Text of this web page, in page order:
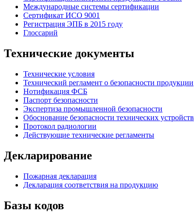
Международные системы сертификации
Сертификат ИСО 9001
Регистрация ЭПБ в 2015 году
Глоссарий
Технические документы
Технические условия
Технический регламент о безопасности продукции
Нотификация ФСБ
Паспорт безопасности
Экспертиза промышленной безопасности
Обоснование безопасности технических устройств
Протокол радиологии
Действующие технические регламенты
Декларирование
Пожарная декларация
Декларация соответствия на продукцию
Базы кодов